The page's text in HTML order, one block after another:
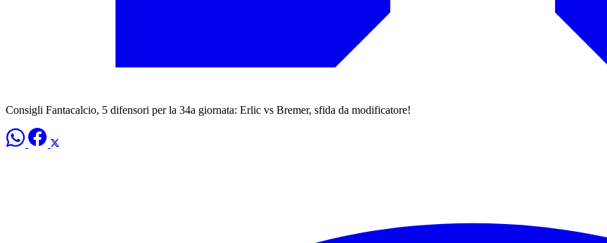
Consigli Fantacalcio, 5 difensori per la 34a giornata: Erlic vs Bremer, sfida da modificatore!